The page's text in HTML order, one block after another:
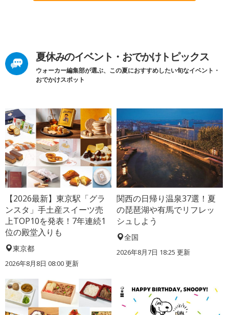
夏休みのイベント・おでかけトピックス
ウォーカー編集部が選ぶ、この夏におすすめしたい旬なイベント・
おでかけスポット
【2026最新】東京駅「グラ
ンスタ」手土産スイーツ売
上TOP10を発表！7年連続1
位の殿堂入りも
東京都
2026年8月8日 08:00更新
関西の日帰り温泉37選！夏
の琵琶湖や有馬でリフレッ
シュしよう
全国
2026年8月7日 18:25 更新